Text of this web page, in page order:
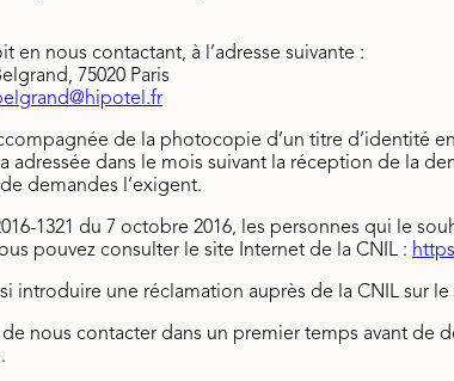
en nous contactant, à l’adresse suivante :
75020 Paris
de la photocopie d’un titre d’identité
adressée dans le mois suivant la réception de la
demandes l’exigent.
1321 du 7 octobre 2016, les personnes qui le
pouvez consulter le site Internet de la CNIL :
introduire une réclamation auprès de la CNIL sur le
nous contacter dans un premier temps avant